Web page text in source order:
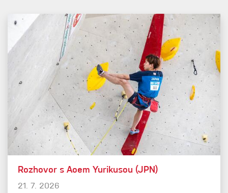
Rozhovor s Aoem Yurikusou (JPN)
21. 7. 2026